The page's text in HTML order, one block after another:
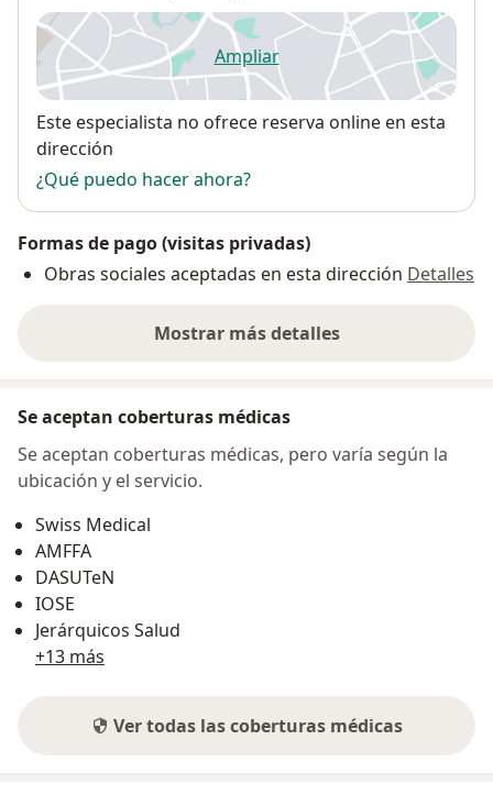
Ampliarse abre en una nueva
Disponibilidad
Este especialista no ofrece reserva online en esta
dirección
¿Qué puedo hacer ahora?
Formas de pago (visitas privadas)
Obras sociales aceptadas en esta dirección Detalles
Mostrar más detalles
sobre la dirección
Se aceptan coberturas médicas
Se aceptan coberturas médicas, pero varía según la
ubicación y el servicio.
Swiss Medical
AMFFA
DASUTeN
IOSE
Jerárquicos Salud
+13 más
Ver todas las coberturas médicas